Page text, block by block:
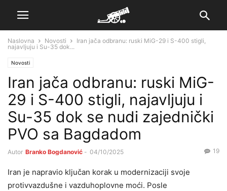
Naslovna Novosti
Iran jača odbranu: ruski MiG-29 i S-400 stigli,
najavljuju i Su-35 dok...
Novosti
Iran jača odbranu: ruski MiG-
29 i S-400 stigli, najavljuju i
Su-35 dok se nudi zajednički
PVO sa Bagdadom
Autor Branko Bogdanović - 04/10/2025 19
Iran je napravio ključan korak u modernizaciji svoje
protivvazdušne i vazduhoplovne moći. Posle